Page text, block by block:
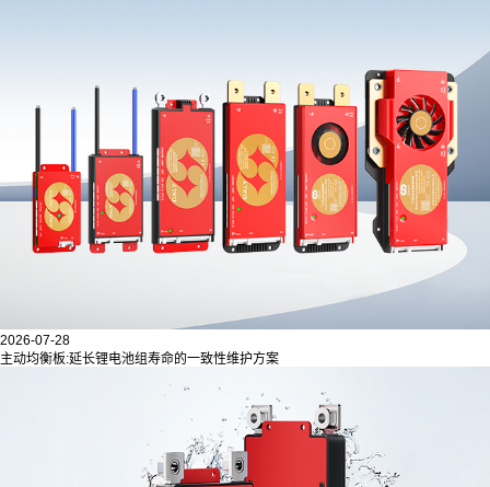
2026-07-28
主动均衡板:延长锂电池组寿命的一致性维护方案